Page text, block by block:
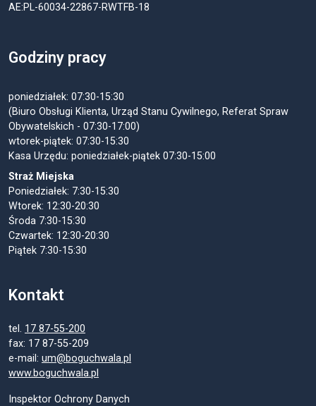
AE:PL-60034-22867-RWTFB-18
Godziny pracy
poniedziałek: 07:30-15:30
(Biuro Obsługi Klienta, Urząd Stanu Cywilnego, Referat Spraw
Obywatelskich - 07:30-17:00)
wtorek-piątek: 07:30-15:30
Kasa Urzędu: poniedziałek-piątek 07:30-15:00
Straż Miejska
Poniedziałek: 7:30-15:30
Wtorek: 12:30-20:30
Środa 7:30-15:30
Czwartek: 12:30-20:30
Piątek 7:30-15:30
Kontakt
tel. 17 87-55-200
fax: 17 87-55-209
e-mail: um@boguchwala.pl
www.boguchwala.pl
Inspektor Ochrony Danych